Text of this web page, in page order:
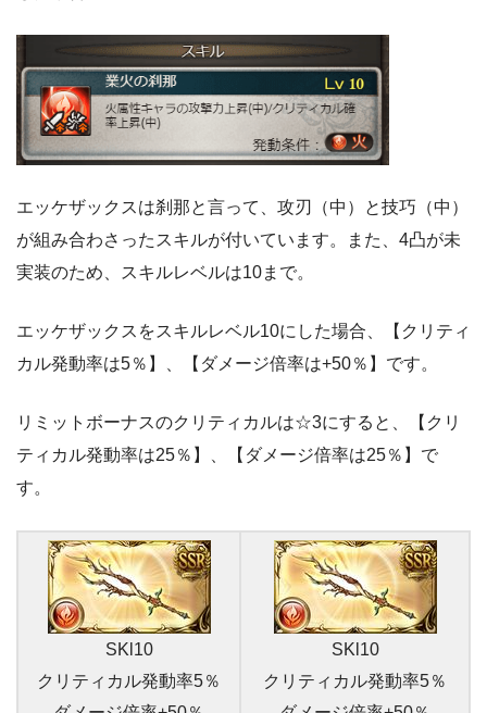
エッケザックスは刹那と言って、攻刃（中）と技巧（中）
が組み合わさったスキルが付いています。また、4凸が未
実装のため、スキルレベルは10まで。
エッケザックスをスキルレベル10にした場合、【クリティ
カル発動率は5％】、【ダメージ倍率は+50％】です。
リミットボーナスのクリティカルは☆3にすると、【クリ
ティカル発動率は25％】、【ダメージ倍率は25％】で
す。
SKl10
クリティカル発動率5％
SKl10
クリティカル発動率5％